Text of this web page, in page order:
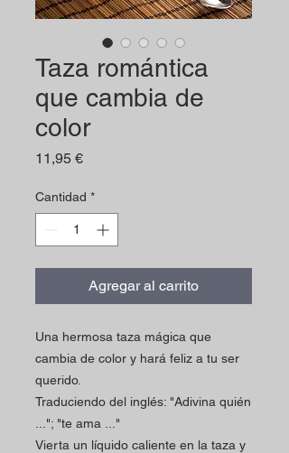
Taza romántica
que cambia de
color
11,95 €Precio
Cantidad *
Agregar al carrito
Una hermosa taza mágica que
cambia de color y hará feliz a tu ser
querido.
Traduciendo del inglés: "Adivina quién
..."; "te ama ..."
Vierta un líquido caliente en la taza y